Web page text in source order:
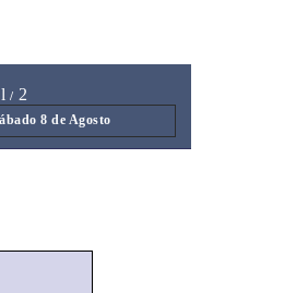
/ 2
8 de Agosto